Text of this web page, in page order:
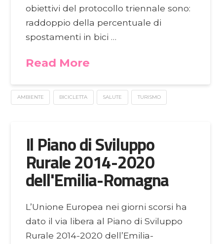
obiettivi del protocollo triennale sono:
raddoppio della percentuale di
spostamenti in bici …
Read More
AMBIENTE BICICLETTA SALUTE TURISMO
Il Piano di Sviluppo
Rurale 2014-2020
dell'Emilia-Romagna
L’Unione Europea nei giorni scorsi ha
dato il via libera al Piano di Sviluppo
Rurale 2014-2020 dell’Emilia-